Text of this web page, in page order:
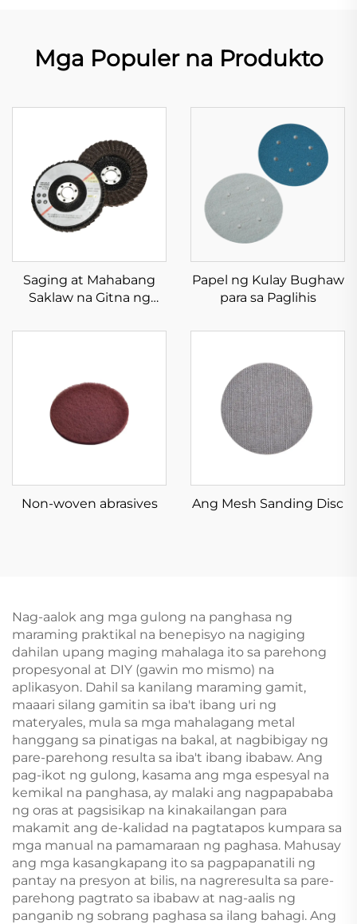
Mga Populer na Produkto
Saging at Mahabang
Saklaw na Gitna ng
Papel ng Kulay Bughaw
para sa Paglihis
Non-woven abrasives Ang Mesh Sanding Disc
Nag-aalok ang mga gulong na panghasa ng
maraming praktikal na benepisyo na nagiging
dahilan upang maging mahalaga ito sa parehong
propesyonal at DIY (gawin mo mismo) na
aplikasyon. Dahil sa kanilang maraming gamit,
maaari silang gamitin sa iba't ibang uri ng
materyales, mula sa mga mahalagang metal
hanggang sa pinatigas na bakal, at nagbibigay ng
pare-parehong resulta sa iba't ibang ibabaw. Ang
pag-ikot ng gulong, kasama ang mga espesyal na
kemikal na panghasa, ay malaki ang nagpapababa
ng oras at pagsisikap na kinakailangan para
makamit ang de-kalidad na pagtatapos kumpara sa
mga manual na pamamaraan ng paghasa. Mahusay
ang mga kasangkapang ito sa pagpapanatili ng
pantay na presyon at bilis, na nagreresulta sa pare-
parehong pagtrato sa ibabaw at nag-aalis ng
panganib ng sobrang paghasa sa ilang bahagi. Ang